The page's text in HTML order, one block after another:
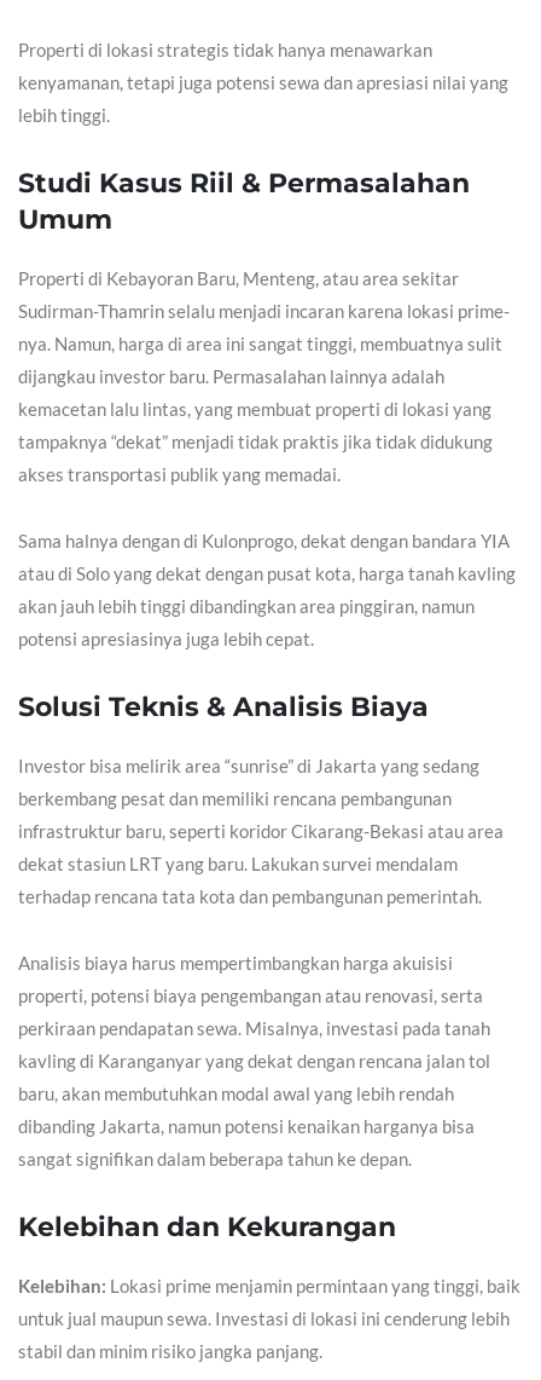
Properti di lokasi strategis tidak hanya menawarkan
kenyamanan, tetapi juga potensi sewa dan apresiasi nilai yang
lebih tinggi.
Studi Kasus Riil & Permasalahan
Umum
Properti di Kebayoran Baru, Menteng, atau area sekitar
Sudirman-Thamrin selalu menjadi incaran karena lokasi prime-
nya. Namun, harga di area ini sangat tinggi, membuatnya sulit
dijangkau investor baru. Permasalahan lainnya adalah
kemacetan lalu lintas, yang membuat properti di lokasi yang
tampaknya “dekat” menjadi tidak praktis jika tidak didukung
akses transportasi publik yang memadai.
Sama halnya dengan di Kulonprogo, dekat dengan bandara YIA
atau di Solo yang dekat dengan pusat kota, harga tanah kavling
akan jauh lebih tinggi dibandingkan area pinggiran, namun
potensi apresiasinya juga lebih cepat.
Solusi Teknis & Analisis Biaya
Investor bisa melirik area “sunrise” di Jakarta yang sedang
berkembang pesat dan memiliki rencana pembangunan
infrastruktur baru, seperti koridor Cikarang-Bekasi atau area
dekat stasiun LRT yang baru. Lakukan survei mendalam
terhadap rencana tata kota dan pembangunan pemerintah.
Analisis biaya harus mempertimbangkan harga akuisisi
properti, potensi biaya pengembangan atau renovasi, serta
perkiraan pendapatan sewa. Misalnya, investasi pada tanah
kavling di Karanganyar yang dekat dengan rencana jalan tol
baru, akan membutuhkan modal awal yang lebih rendah
dibanding Jakarta, namun potensi kenaikan harganya bisa
sangat signifikan dalam beberapa tahun ke depan.
Kelebihan dan Kekurangan
Kelebihan: Lokasi prime menjamin permintaan yang tinggi, baik
untuk jual maupun sewa. Investasi di lokasi ini cenderung lebih
stabil dan minim risiko jangka panjang.